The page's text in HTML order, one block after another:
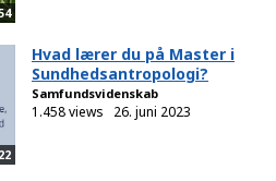
Hvad lærer du på Master i
Sundhedsantropologi?
Samfundsvidenskab
1.458 views 26. juni 2023